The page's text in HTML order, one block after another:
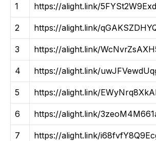
1 https://alight.link/
2 https://alight.link/
3 https://alight.link/
4 https://alight.link/
5 https://alight.link/
6 https://alight.link/
7 https://alight.link/